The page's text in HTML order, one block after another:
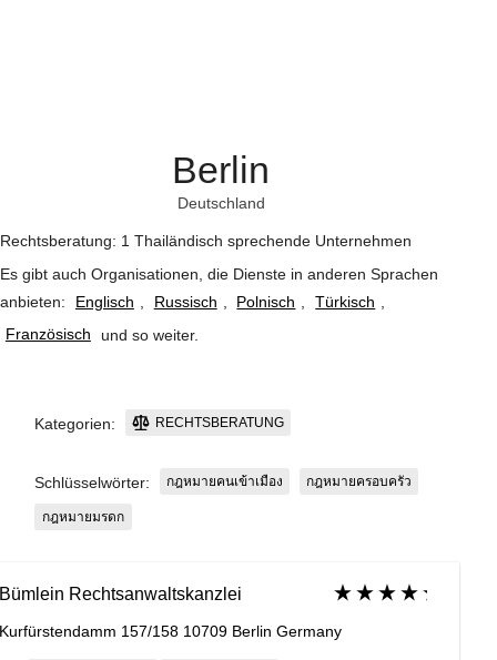
Berlin
Deutschland
Rechtsberatung: 1 Thailändisch sprechende Unternehmen
Es gibt auch Organisationen, die Dienste in anderen Sprachen
anbieten:
Englisch Russisch Polnisch Türkisch
Französisch
und so weiter.
Kategorien: RECHTSBERATUNG
Schlüsselwörter: กฎหมายคนเข้าเมือง กฎหมายครอบครัว
กฎหมายมรดก
Bümlein Rechtsanwaltskanzlei
Kurfürstendamm 157/158 10709 Berlin Germany